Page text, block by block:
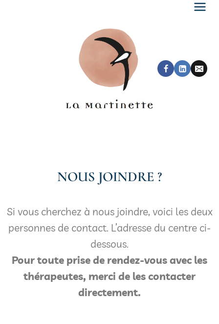
NOUS JOINDRE ?
Si vous cherchez à nous joindre, voici les deux
personnes de contact. L’adresse du centre ci-
dessous.
Pour toute prise de rendez-vous avec les
thérapeutes, merci de les contacter
directement.